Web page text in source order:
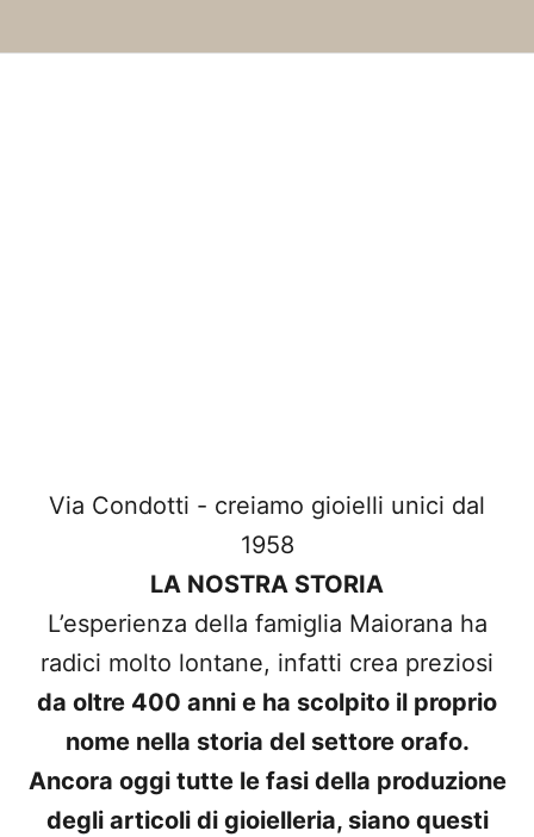
Via Condotti - creiamo gioielli unici dal
1958
LA NOSTRA STORIA
L’esperienza della famiglia Maiorana ha
radici molto lontane, infatti crea preziosi
da oltre 400 anni e ha scolpito il proprio
nome nella storia del settore orafo.
Ancora oggi tutte le fasi della produzione
degli articoli di gioielleria, siano questi